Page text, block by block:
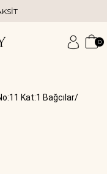
0
Kat:1 Bağcılar/